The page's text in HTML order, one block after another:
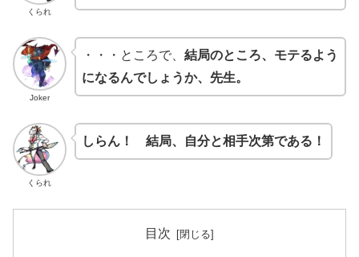
くられ
Joker
・・・ところで、 結局のところ、モテるよう
になるんでしょうか、先生。
くられ
しらん！ 結局、自分と相手次第である！
目次